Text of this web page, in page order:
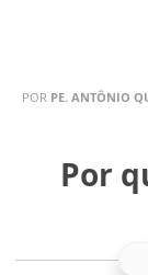
POR PE. ANTÔNIO
Por